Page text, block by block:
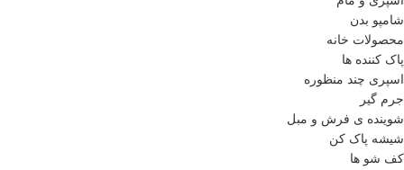
شامپو بدن
محصولات خانه
پاک کننده ها
اسپری چند منظوره
جرم گیر
شوینده ی فرش و مبل
شیشه پاک کن
کف شو ها